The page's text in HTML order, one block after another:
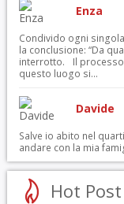
Enza
Condivido ogni
la conclusione: “Da
interrotto. Il processo
questo luogo si...
Davide
Salve io abito nel
andare con la mia
Hot Post